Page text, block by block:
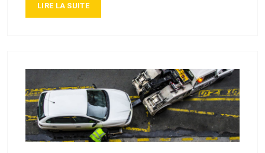
LIRE LA SUITE